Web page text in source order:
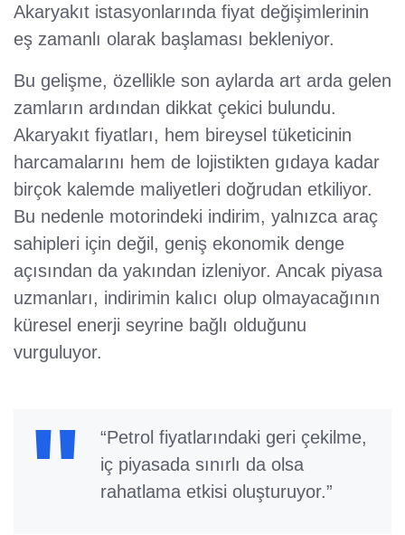
Akaryakıt istasyonlarında fiyat değişimlerinin
eş zamanlı olarak başlaması bekleniyor.
Bu gelişme, özellikle son aylarda art arda gelen
zamların ardından dikkat çekici bulundu.
Akaryakıt fiyatları, hem bireysel tüketicinin
harcamalarını hem de lojistikten gıdaya kadar
birçok kalemde maliyetleri doğrudan etkiliyor.
Bu nedenle motorindeki indirim, yalnızca araç
sahipleri için değil, geniş ekonomik denge
açısından da yakından izleniyor. Ancak piyasa
uzmanları, indirimin kalıcı olup olmayacağının
küresel enerji seyrine bağlı olduğunu
vurguluyor.
“Petrol fiyatlarındaki geri çekilme,
iç piyasada sınırlı da olsa
rahatlama etkisi oluşturuyor.”